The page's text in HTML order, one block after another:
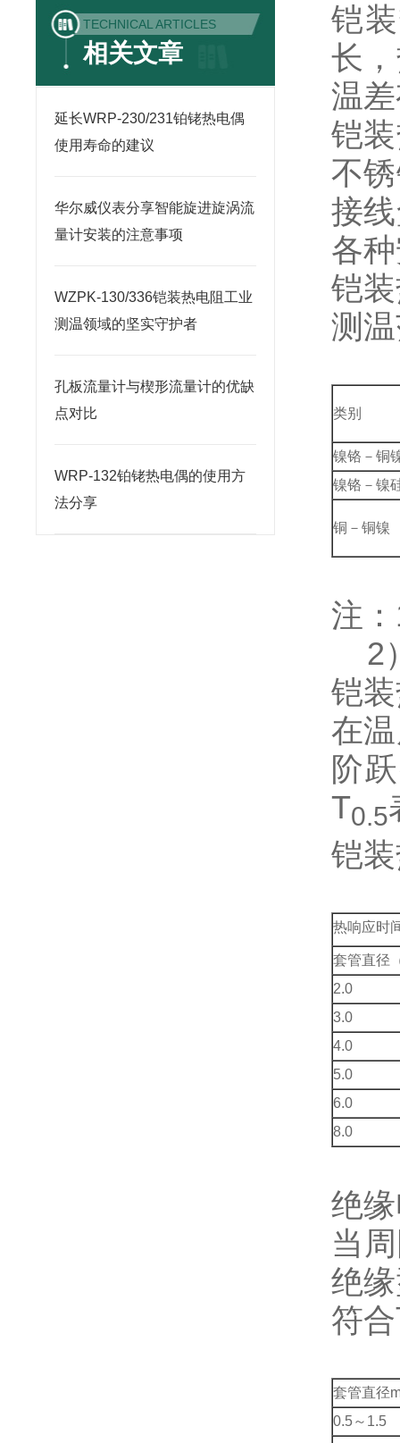
TECHNICAL ARTICLES
相关文章
延长WRP-230/231铂铑热电偶
使用寿命的建议
华尔威仪表分享智能旋进旋涡流
量计安装的注意事项
WZPK-130/336铠装热电阻工业
测温领域的坚实守护者
孔板流量计与楔形流量计的优缺
点对比
WRP-132铂铑热电偶的使用方
法分享
铠
长
温
铠
不
接
各
铠
测
类别
镍铬－铜
镍铬－镍
铜－铜镍
注
2
铠
在
阶
T0.5
铠
热响应时
套管直径
2.0
3.0
4.0
5.0
6.0
8.0
绝
当
绝
符
套管直径
0.5～1.5